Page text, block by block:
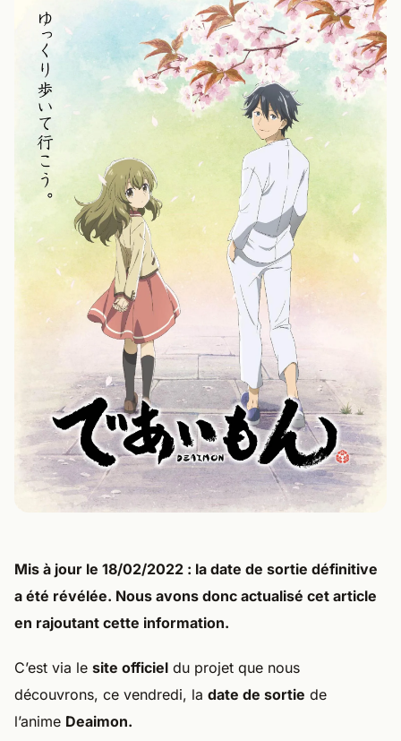
Mis à jour le 18/02/2022 : la date de sortie définitive
a été révélée. Nous avons donc actualisé cet article
en rajoutant cette information.
C’est via le site officiel du projet que nous
découvrons, ce vendredi, la date de sortie de
l’anime Deaimon.